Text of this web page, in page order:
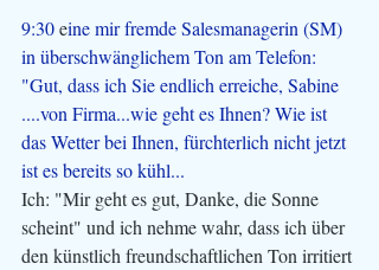
9:30 eine mir fremde Salesmanagerin (SM)
in überschwänglichem Ton am Telefon:
"Gut, dass ich Sie endlich erreiche, Sabine
....von Firma...wie geht es Ihnen? Wie ist
das Wetter bei Ihnen, fürchterlich nicht jetzt
ist es bereits so kühl...
Ich: "Mir geht es gut, Danke, die Sonne
scheint" und ich nehme wahr, dass ich über
den künstlich freundschaftlichen Ton irritiert